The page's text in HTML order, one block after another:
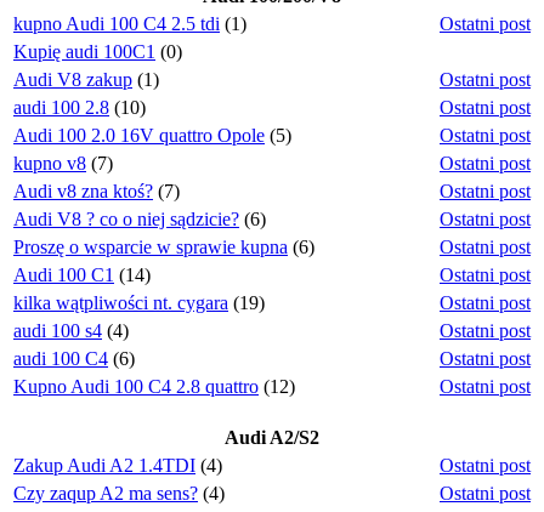
Ostatni post
kupno Audi 100 C4 2.5 tdi (1)
Kupię audi 100C1 (0)
Ostatni post
Audi V8 zakup (1)
Ostatni post
audi 100 2.8 (10)
Ostatni post
Audi 100 2.0 16V quattro Opole (5)
Ostatni post
kupno v8 (7)
Ostatni post
Audi v8 zna ktoś? (7)
Ostatni post
Audi V8 ? co o niej sądzicie? (6)
Ostatni post
Proszę o wsparcie w sprawie kupna (6)
Ostatni post
Audi 100 C1 (14)
Ostatni post
kilka wątpliwości nt. cygara (19)
Ostatni post
audi 100 s4 (4)
Ostatni post
audi 100 C4 (6)
Ostatni post
Kupno Audi 100 C4 2.8 quattro (12)
Audi A2/S2
Ostatni post
Zakup Audi A2 1.4TDI (4)
Ostatni post
Czy zaqup A2 ma sens? (4)